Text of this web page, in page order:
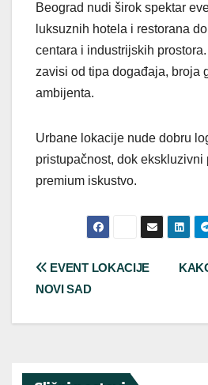
Beograd nudi širok spektar
luksuznih hotela i restorana
centara i industrijskih
zavisi od tipa događaja, broja
ambijenta.
Urbane lokacije nude dobru
pristupačnost, dok ekskluzivni
premium iskustvo.
Post
EVENT LOKACIJE
NOVI SAD